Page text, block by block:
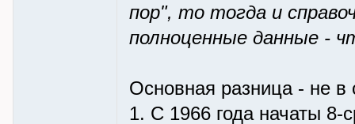
пор", то тогда и
полноценные данные -
Основная разница - не
1. С 1966 года начаты